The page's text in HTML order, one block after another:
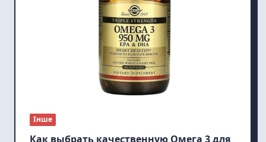
Інше
Как выбрать качественную Омега 3 для